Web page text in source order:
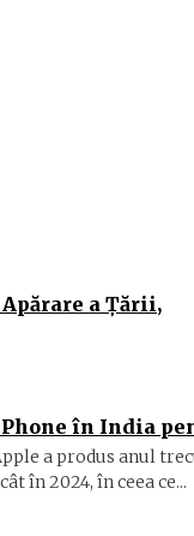
a Ţării,
în India
a produs anul
în 2024, în ceea ce...